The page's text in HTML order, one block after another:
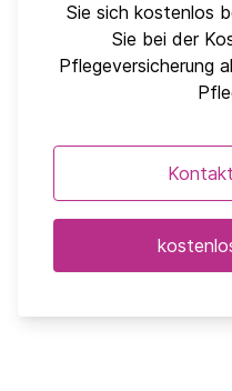
Sie sich kostenlos
Sie bei der
Pflegeversicherung